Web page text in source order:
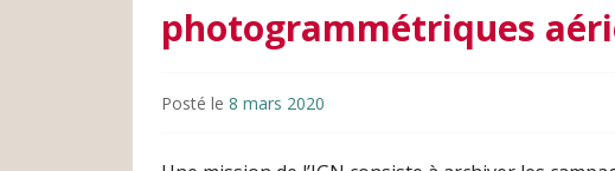
photogrammétriques
Posté le 8 mars 2020